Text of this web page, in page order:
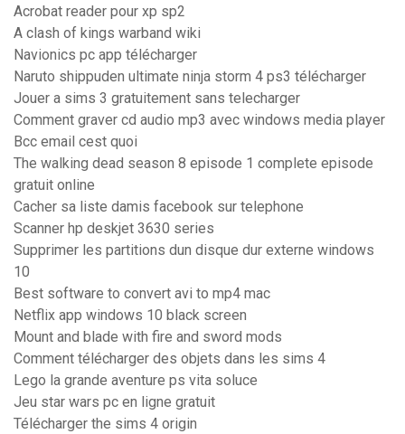
Acrobat reader pour xp sp2
A clash of kings warband wiki
Navionics pc app télécharger
Naruto shippuden ultimate ninja storm 4 ps3 télécharger
Jouer a sims 3 gratuitement sans telecharger
Comment graver cd audio mp3 avec windows media player
Bcc email cest quoi
The walking dead season 8 episode 1 complete episode
gratuit online
Cacher sa liste damis facebook sur telephone
Scanner hp deskjet 3630 series
Supprimer les partitions dun disque dur externe windows
10
Best software to convert avi to mp4 mac
Netflix app windows 10 black screen
Mount and blade with fire and sword mods
Comment télécharger des objets dans les sims 4
Lego la grande aventure ps vita soluce
Jeu star wars pc en ligne gratuit
Télécharger the sims 4 origin